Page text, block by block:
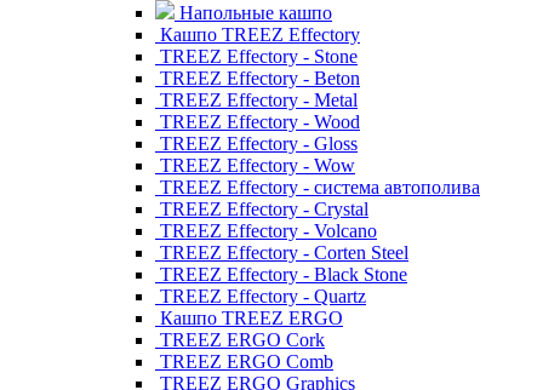
Напольные кашпо
Кашпо TREEZ Effectory
TREEZ Effectory - Stone
TREEZ Effectory - Beton
TREEZ Effectory - Metal
TREEZ Effectory - Wood
TREEZ Effectory - Gloss
TREEZ Effectory - Wow
TREEZ Effectory - система автополива
TREEZ Effectory - Crystal
TREEZ Effectory - Volcano
TREEZ Effectory - Corten Steel
TREEZ Effectory - Black Stone
TREEZ Effectory - Quartz
Кашпо TREEZ ERGO
TREEZ ERGO Cork
TREEZ ERGO Comb
TREEZ ERGO Graphics